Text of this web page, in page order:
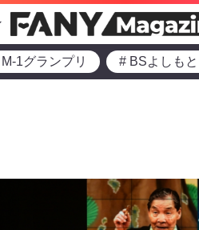
1グランプリ # BSよしもと